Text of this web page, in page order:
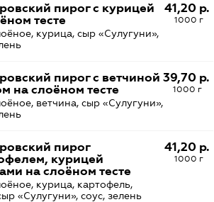
41,20 р.
1000 г
пирог с курицей
тесте
курица, сыр «Сулугуни»,
39,70 р.
1000 г
пирог с ветчиной
на слоёном тесте
ветчина, сыр «Сулугуни»,
41,20 р.
1000 г
пирог
курицей
на слоёном тесте
курица, картофель,
«Сулугуни», соус, зелень